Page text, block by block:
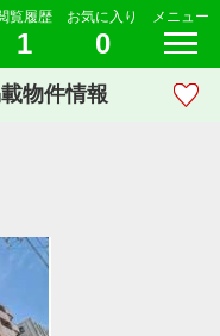
覧履歴
1
お気に入り
0
メニュー
物件情報